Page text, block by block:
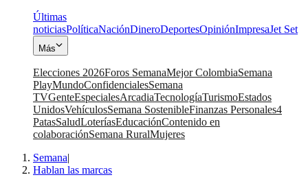
Últimas
noticiasPolíticaNaciónDineroDeportesOpiniónImpresaJet Set
Más
Elecciones 2026Foros SemanaMejor ColombiaSemana
PlayMundoConfidencialesSemana
TVGenteEspecialesArcadiaTecnologíaTurismoEstados
UnidosVehículosSemana SostenibleFinanzas Personales4
PatasSaludLoteríasEducaciónContenido en
colaboraciónSemana RuralMujeres
Semana|
Hablan las marcas